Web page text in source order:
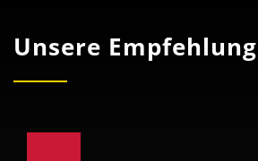
Unsere Empfehlung